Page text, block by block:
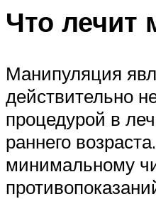
Что лечит
Манипуляция
действительно
процедурой в
раннего
минимальному